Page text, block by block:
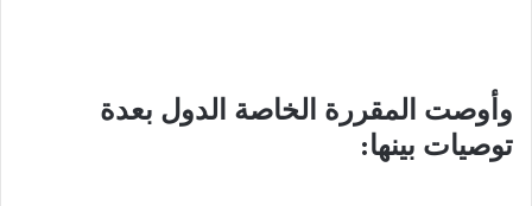
وأوصت المقررة الخاصة الدول بعدة
توصيات بينها: